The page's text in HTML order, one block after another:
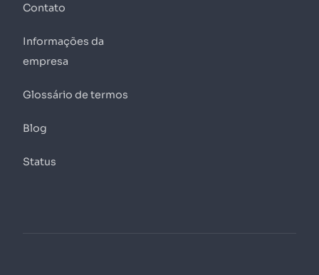
Contato
Informações da
empresa
Glossário de termos
Blog
Status